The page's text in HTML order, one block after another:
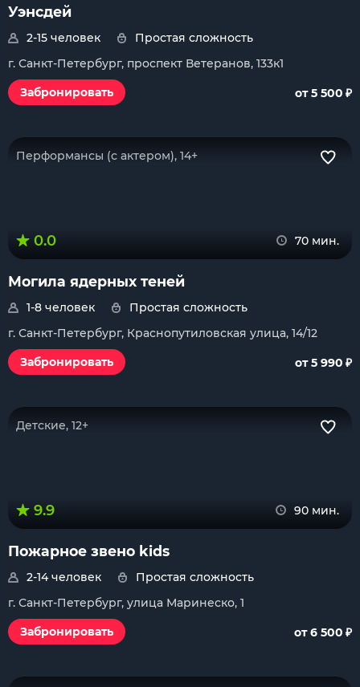
Уэнсдей
2-15 человек
Простая сложность
г. Санкт-Петербург, проспект Ветеранов, 133к1
Забронировать
от 5 500 ₽
Перформансы (с актером), 14+
0.0 70 мин.
Могила ядерных теней
1-8 человек
Простая сложность
г. Санкт-Петербург, Краснопутиловская улица, 14/12
Забронировать
от 5 990 ₽
Детские, 12+
9.9 90 мин.
Пожарное звено kids
2-14 человек
Простая сложность
г. Санкт-Петербург, улица Маринеско, 1
Забронировать
от 6 500 ₽